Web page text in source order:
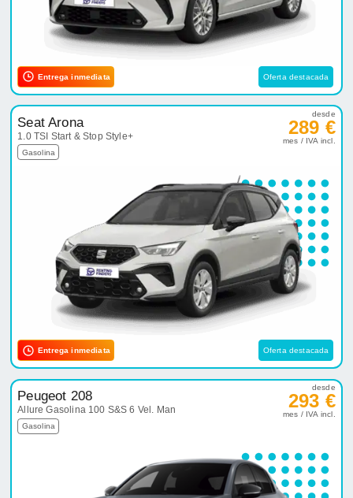
Entrega inmediata Oferta destacada
Seat Arona
1.0 TSI Start & Stop Style+
Gasolina
desde
289 €
mes / IVA incl.
Entrega inmediata Oferta destacada
Peugeot 208
Allure Gasolina 100 S&S 6 Vel. Man
Gasolina
desde
293 €
mes / IVA incl.